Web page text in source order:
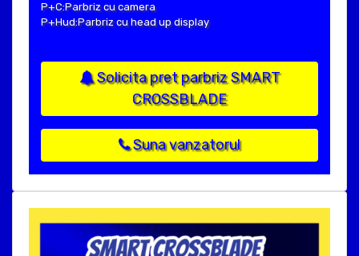
P+C:Parbriz cu camera
P+Hud:Parbriz cu head up display
Solicita pret parbriz SMART
CROSSBLADE
Suna vanzatorul